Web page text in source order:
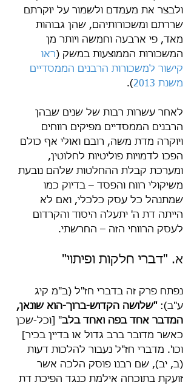
ולבצר את מעמדם ולשמור על יוקרתם
שררתם ומשכורותיהם, שהן גבוהות
מאד, פי ארבעה וחמשה ויותר מן
המשכורות הממוצעות במשק (ראו
קישור למשכורות הרבנים הממסדיים
משנת 2013
).
לאחר עשרות רבות של שנים שבהן
הרבנים הממסדיים מפיקים רווחים
ויוקרה מדת משה, רובם ואולי אף כולם
הפכו לדמויות פוליטיות לחלוטין,
ומערכת קבלת ההחלטות שלהם נובעת
משיקולי רווח והפסד – בדיוק כמו
שמתנהל כל עסק כלכלי, ואם לא
הייתה דת ה' יתעלה היסוד והקרדום
לעסק הרווחי הזה – החרשתי.
א. "דברי חלקות ופיתוי"
נפתח פרק זה בדברי חז"ל (ב"מ קיג
ע"ב): "שלושה הקדוש-ברוך-הוא שונאן,
המדבר אחד בפה ואחד בלב" [וכל-שכן
כאשר מדובר ברב גדול או בדיין בכיר]
וכו'. מדברי חז"ל נעבור להלכות דעות
(ב, יב), שם רבנו פוסק הלכה אשר
זועקת בתוכחה אילמת כנגד הפיכת דת